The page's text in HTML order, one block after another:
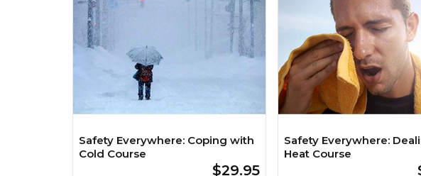
Safety Everywhere: Coping with
Cold Course
$29.95
Safety Everywhere:
Heat Course